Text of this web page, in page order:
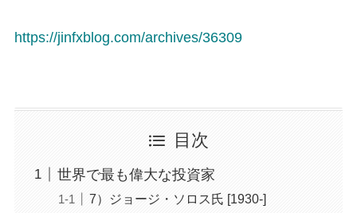
https://jinfxblog.com/archives/36309
目次
世界で最も偉大な投資家
7）ジョージ・ソロス氏 [1930-]